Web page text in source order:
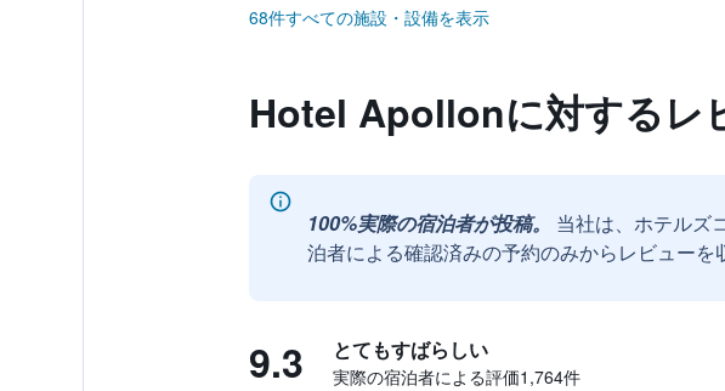
68件すべての施設・設備を表示
Hotel Apollonに対するレ
100%実際の宿泊者が投稿。
当社は、ホテルズ
泊者による確認済みの予約のみからレビューを
9.3 とてもすばらしい
実際の宿泊者による評価1,764​件